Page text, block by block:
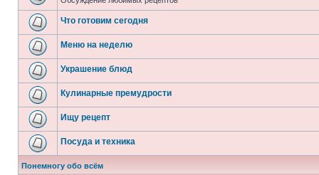
Что готовим сегодня
Меню на неделю
Украшение блюд
Кулинарные премудрости
Ищу рецепт
Посуда и техника
Понемногу обо всём